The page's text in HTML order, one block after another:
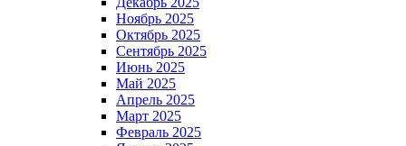
Ноябрь 2025
Октябрь 2025
Сентябрь 2025
Июнь 2025
Май 2025
Апрель 2025
Март 2025
Февраль 2025